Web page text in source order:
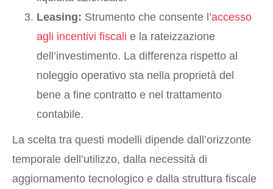
Leasing: Strumento che consente l’accesso
agli incentivi fiscali e la rateizzazione
dell’investimento. La differenza rispetto al
noleggio operativo sta nella proprietà del
bene a fine contratto e nel trattamento
contabile.
La scelta tra questi modelli dipende dall’orizzonte
temporale dell’utilizzo, dalla necessità di
aggiornamento tecnologico e dalla struttura fiscale